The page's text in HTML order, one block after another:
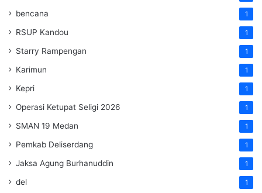
bencana 1
RSUP Kandou 1
Starry Rampengan 1
Karimun 1
Kepri 1
Operasi Ketupat Seligi 2026 1
SMAN 19 Medan 1
Pemkab Deliserdang 1
Jaksa Agung Burhanuddin 1
del 1